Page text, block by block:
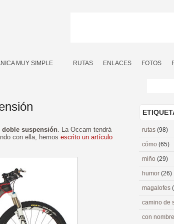
MUY SIMPLE RUTAS ENLACES FOTOS
doble suspensión. La Occam tendrá
con ella, hemos escrito un artículo
rutas (98)
cómo (65)
miño (29)
humor (26)
magalofes
camino de
con